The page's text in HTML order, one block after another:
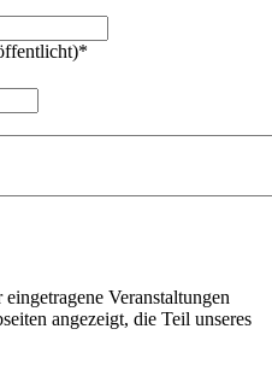
*
Veranstaltungen
angezeigt, die Teil unseres